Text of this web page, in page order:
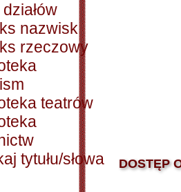
nazwisk
rzeczowy
teatrów
tytułu/słowa
DOSTĘP